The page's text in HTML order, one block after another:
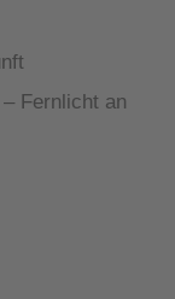
Fernlicht an